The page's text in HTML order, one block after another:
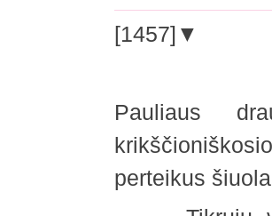
[1457]▼
Pauliaus
perteikus